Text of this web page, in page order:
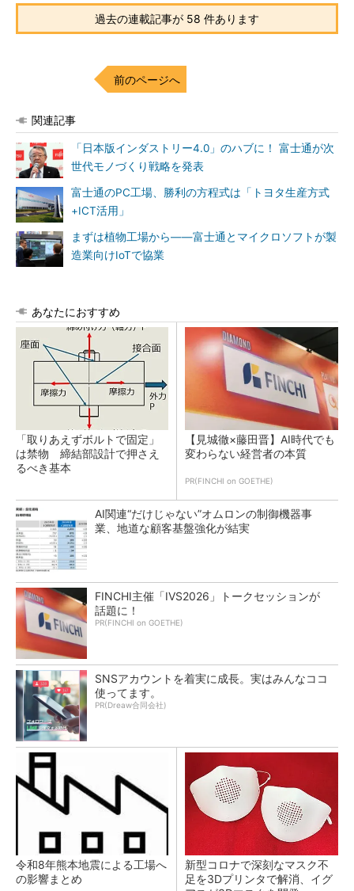
過去の連載記事が 58 件あります
前のページへ
関連記事
「日本版インダストリー4.0」のハブに！ 富士通が次
世代モノづくり戦略を発表
富士通のPC工場、勝利の方程式は「トヨタ生産方式
+ICT活用」
まずは植物工場から――富士通とマイクロソフトが製
造業向けIoTで協業
あなたにおすすめ
「取りあえずボルトで固定」
は禁物 締結部設計で押さえ
るべき基本
【見城徹×藤田晋】AI時代でも
変わらない経営者の本質
PR(FINCHI on GOETHE)
AI関連“だけじゃない”オムロンの制御機器事
業、地道な顧客基盤強化が結実
FINCHI主催「IVS2026」トークセッションが
話題に！
PR(FINCHI on GOETHE)
SNSアカウントを着実に成長。実はみんなココ
使ってます。
PR(Dreaw合同会社)
令和8年熊本地震による工場へ
の影響まとめ
新型コロナで深刻なマスク不
足を3Dプリンタで解消、イグ